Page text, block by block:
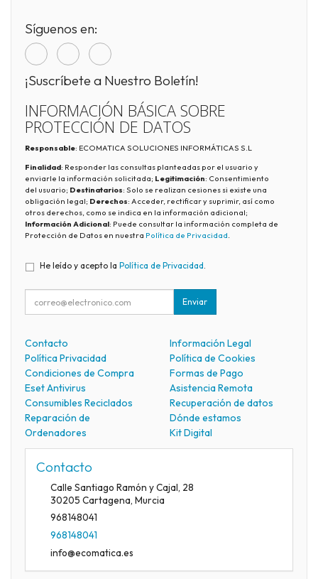
Síguenos en:
¡Suscríbete a Nuestro Boletín!
INFORMACIÓN BÁSICA SOBRE
PROTECCIÓN DE DATOS
Responsable: ECOMATICA SOLUCIONES INFORMÁTICAS S.L
Finalidad: Responder las consultas planteadas por el usuario y
enviarle la información solicitada; Legitimación: Consentimiento
del usuario; Destinatarios: Solo se realizan cesiones si existe una
obligación legal; Derechos: Acceder, rectificar y suprimir, así como
otros derechos, como se indica en la información adicional;
Información Adicional: Puede consultar la información completa de
Protección de Datos en nuestra Política de Privacidad
He leído y acepto la Política de Privacidad.
Enviar
Contacto
Información Legal
Política Privacidad
Política de Cookies
Condiciones de Compra
Formas de Pago
Eset Antivirus
Asistencia Remota
Consumibles Reciclados
Recuperación de datos
Reparación de
Ordenadores
Dónde estamos
Kit Digital
Contacto
Calle Santiago Ramón y Cajal, 28
30205 Cartagena, Murcia
968148041
968148041
info@ecomatica.es